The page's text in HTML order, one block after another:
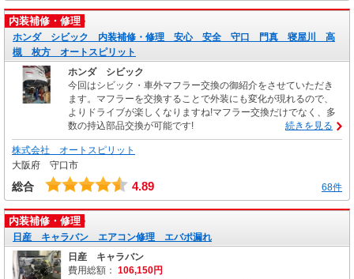
内装補修・修理
ホンダ シビック 内装補修・修理 安心 安全 守口 門真 寝屋川 高
槻 枚方 オートスピリット
ホンダ シビック
今回はシビック・車外マフラー交換の御紹介をさせていただき
ます。マフラーを交換することで外装にも変化が現れるので、
よりドライブが楽しくなりますね!マフラー交換だけでなく、多
数の持込部品交換が可能です!
続きを見る
株式会社 オートスピリット
大阪府 守口市
総合 4.89 68件
内装補修・修理
日産 キャラバン エアコン修理 エバポ漏れ
日産 キャラバン
費用総額： 106,150円